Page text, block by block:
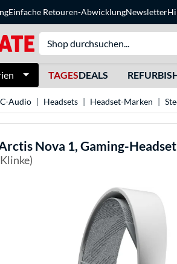
Einfache Retouren-AbwicklungNewsletter
TAGESDEALS
Audio Headsets Headset-Marken
Nova 1, Gaming-Headset